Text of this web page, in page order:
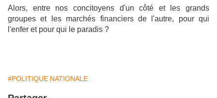
Alors, entre nos concitoyens d'un côté et les grands
groupes et les marchés financiers de l'autre, pour qui
l'enfer et pour qui le paradis ?
#POLITIQUE NATIONALE